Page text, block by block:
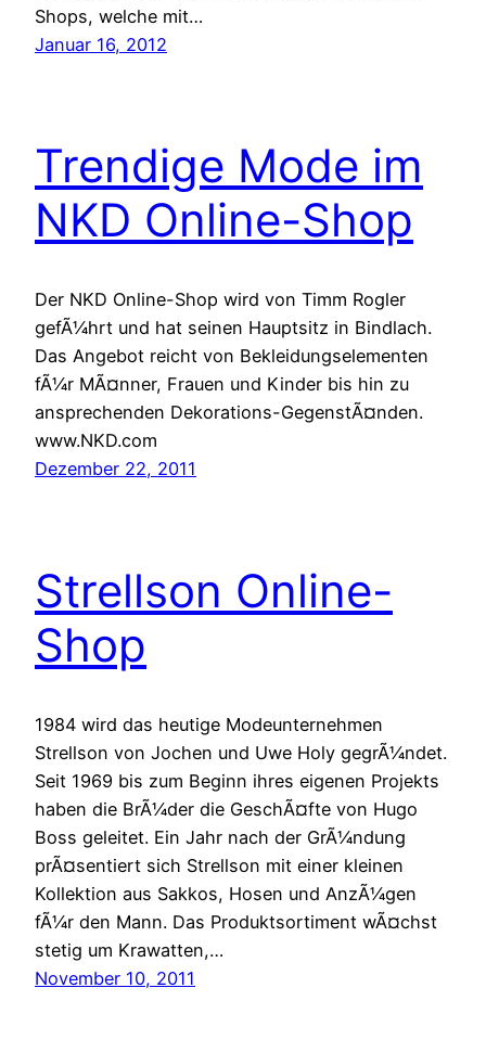
Shops, welche mit…
Januar 16, 2012
Trendige Mode im
NKD Online-Shop
Der NKD Online-Shop wird von Timm Rogler
gefÃ¼hrt und hat seinen Hauptsitz in Bindlach.
Das Angebot reicht von Bekleidungselementen
fÃ¼r MÃ¤nner, Frauen und Kinder bis hin zu
ansprechenden Dekorations-GegenstÃ¤nden.
www.NKD.com
Dezember 22, 2011
Strellson Online-
Shop
1984 wird das heutige Modeunternehmen
Strellson von Jochen und Uwe Holy gegrÃ¼ndet.
Seit 1969 bis zum Beginn ihres eigenen Projekts
haben die BrÃ¼der die GeschÃ¤fte von Hugo
Boss geleitet. Ein Jahr nach der GrÃ¼ndung
prÃ¤sentiert sich Strellson mit einer kleinen
Kollektion aus Sakkos, Hosen und AnzÃ¼gen
fÃ¼r den Mann. Das Produktsortiment wÃ¤chst
stetig um Krawatten,…
November 10, 2011